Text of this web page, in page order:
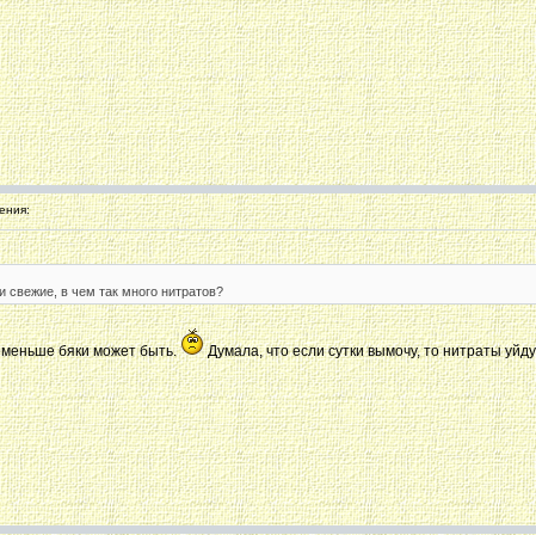
в чем так много нитратов?
бяки может быть.
Думала, что если сутки вымочу, то нитраты